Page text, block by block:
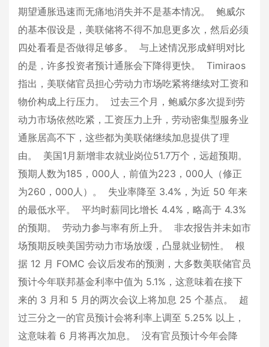
期望通胀迅速而无痛地消失并不是基本情况。 鲍威尔
的基本假设是，美联储将不得不加息更多次，然后必须
四处看看是否做得足够多。 与上述情况形成鲜明对比
的是，许多投资者预计通胀会下降得更快。 Timiraos
指出，美联储官员担心劳动力市场吃紧将继续对工资和
物价构成上行压力。 过去三个月，鲍威尔多次提到劳
动力市场依然吃紧，工资压力上升，劳动密集型服务业
通胀居高不下，这些都为美联储继续加息提供了理
由。 美国1月新增非农就业岗位51.7万个，远超预期。
预期人数为185，000人，前值为223，000人（修正
为260，000人）。 失业率降至 3.4%，为近 50 年来
的最低水平。 平均时薪同比增长 4.4%，略高于 4.3%
的预期。 劳动力参与率有所上升。 非农报告并未如市
场预期反映美国劳动力市场放缓，凸显就业韧性。 根
据 12 月 FOMC 会议后发布的预测，大多数美联储官员
预计今年联邦基金利率中值为 5.1%，这意味着在接下
来的 3 月和 5 月的两次会议上将加息 25 个基点。 超
过三分之一的官员预计会将利率上调至 5.25% 以上，
这意味着 6 月将再次加息。 没有官员预计今年会降